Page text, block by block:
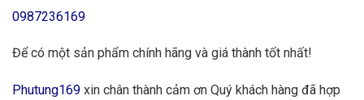
0987236169
Để có một sản phẩm chính hãng và giá thành tốt nhất!
Phutung169 xin chân thành cảm ơn Quý khách hàng đã hợp